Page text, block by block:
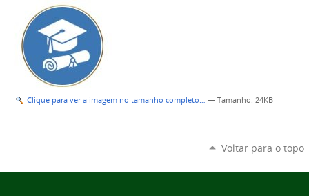
Clique para ver a imagem no tamanho completo… — Tamanho: 24KB
Voltar para o topo